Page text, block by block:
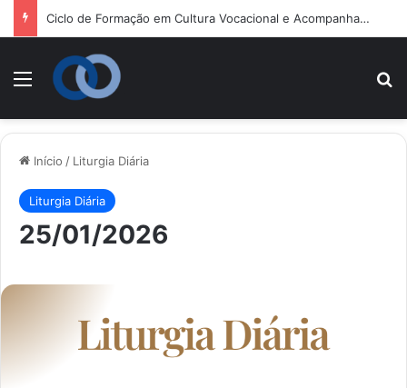
Ciclo de Formação em Cultura Vocacional e Acompanhamento Juvenil
Menu
Início / Liturgia Diária
Liturgia Diária
25/01/2026